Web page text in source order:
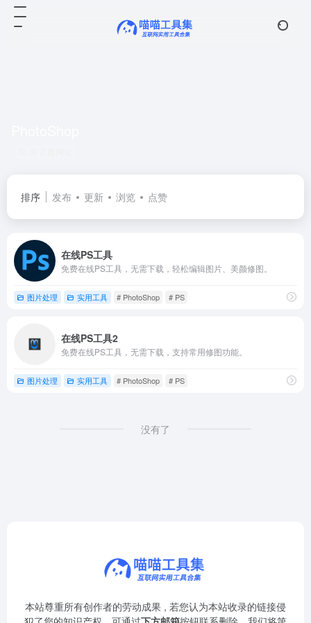
排序 发布 更新 浏览 点赞
在线PS工具
免费在线PS工具，无需下载，轻松编辑图片、美颜修图。
图片处理 实用工具 # PhotoShop # PS
在线PS工具2
免费在线PS工具，无需下载，支持常用修图功能。
图片处理 实用工具 # PhotoShop # PS
没有了
本站尊重所有创作者的劳动成果 , 若您认为本站收录的链接侵